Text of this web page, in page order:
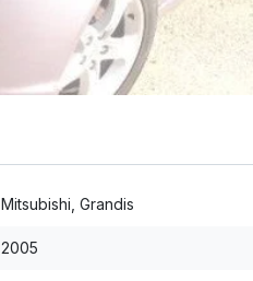
Mitsubishi, Grandis
2005